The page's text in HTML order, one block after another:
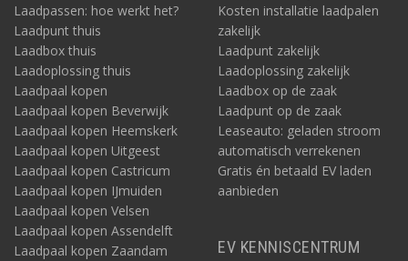
Laadpassen: hoe werkt het?
Laadpunt thuis
Laadbox thuis
Laadoplossing thuis
Laadpaal kopen
Laadpaal kopen Beverwijk
Laadpaal kopen Heemskerk
Laadpaal kopen Uitgeest
Laadpaal kopen Castricum
Laadpaal kopen IJmuiden
Laadpaal kopen Velsen
Laadpaal kopen Assendelft
Laadpaal kopen Zaandam
Kosten installatie laadpalen
zakelijk
Laadpunt zakelijk
Laadoplossing zakelijk
Laadbox op de zaak
Laadpunt op de zaak
Leaseauto: geladen stroom
automatisch verrekenen
Gratis én betaald EV laden
aanbieden
EV KENNISCENTRUM